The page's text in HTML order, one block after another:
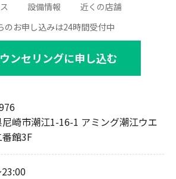
設備情報
近くの店舗
のお申し込みは24時間受付中
ンセリングに申し込む
崎市潮江1-16-1 アミング潮江ウエ
館3F